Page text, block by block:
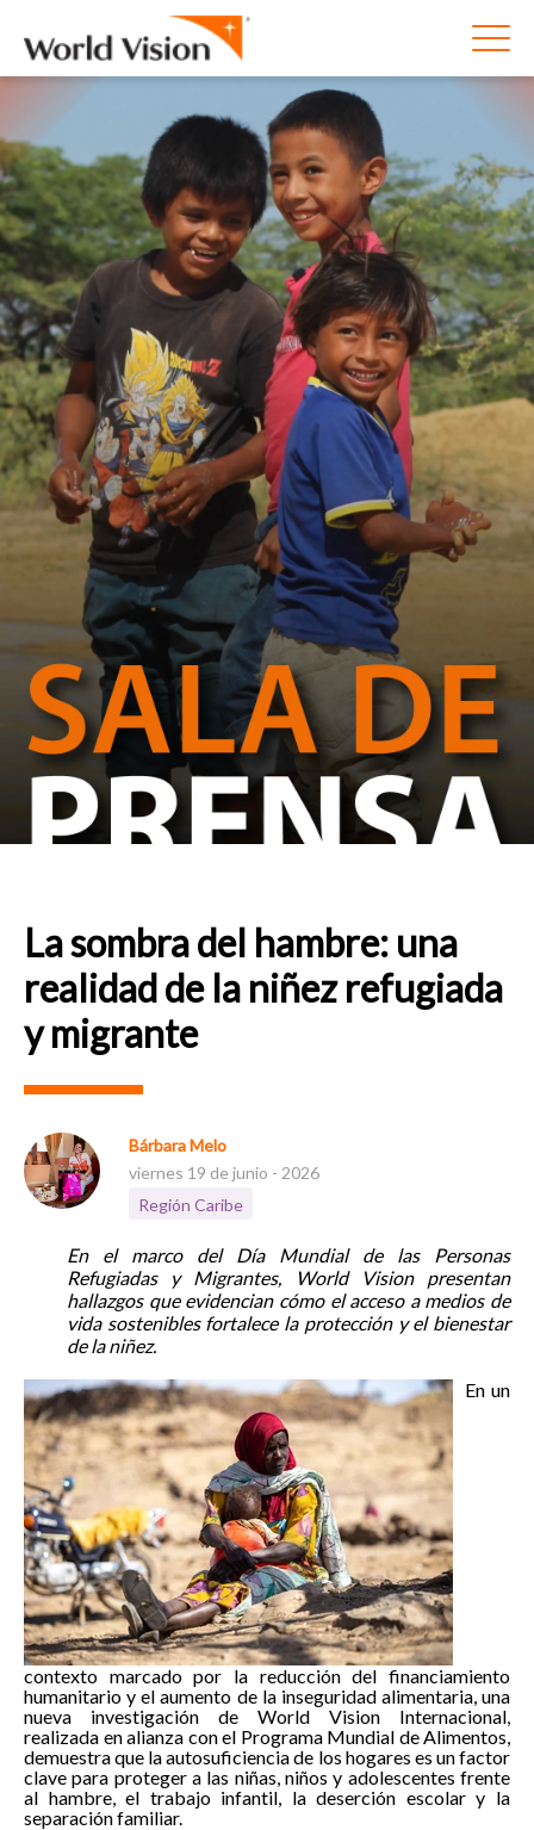
La sombra del hambre: una
realidad de la niñez refugiada
y migrante
Bárbara Melo
viernes 19 de junio - 2026
Región Caribe
En el marco del Día Mundial de las Personas
Refugiadas y Migrantes, World Vision presentan
hallazgos que evidencian cómo el acceso a medios de
vida sostenibles fortalece la protección y el bienestar
de la niñez.
En un
contexto marcado por la reducción del financiamiento
humanitario y el aumento de la inseguridad alimentaria, una
nueva investigación de World Vision Internacional,
realizada en alianza con el Programa Mundial de Alimentos,
demuestra que la autosuficiencia de los hogares es un factor
clave para proteger a las niñas, niños y adolescentes frente
al hambre, el trabajo infantil, la deserción escolar y la
separación familiar.